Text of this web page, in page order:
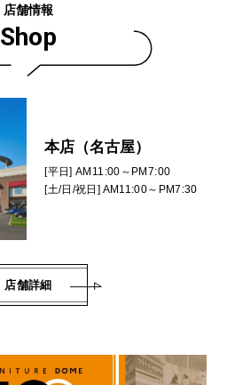
店舗情報
Shop
本店（名古屋）
[平日] AM11:00～PM7:00
[土/日/祝日] AM11:00～PM7:30
店舗詳細